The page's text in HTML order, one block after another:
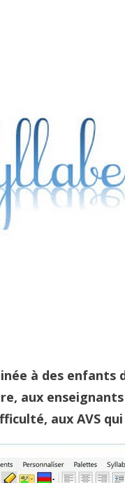
à des enfants
aux
aux AVS